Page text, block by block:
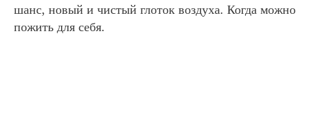
шанс, новый и чистый глоток воздуха. Когда можно
пожить для себя.